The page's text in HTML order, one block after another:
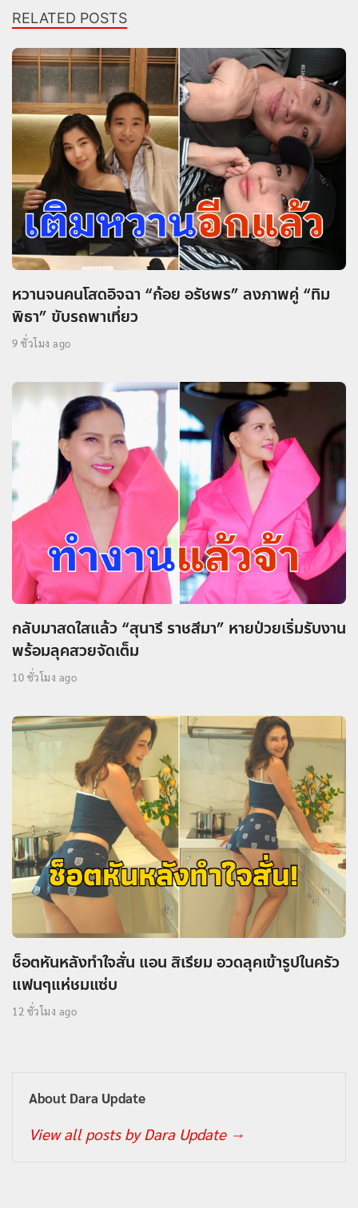
RELATED POSTS
หวานจนคนโสดอิจฉา “ก้อย อรัชพร” ลงภาพคู่ “ทิม
พิธา” ขับรถพาเที่ยว
9 ชั่วโมง ago
กลับมาสดใสแล้ว “สุนารี ราชสีมา” หายป่วยเริ่มรับงาน
พร้อมลุคสวยจัดเต็ม
10 ชั่วโมง ago
ช็อตหันหลังทำใจสั่น แอน สิเรียม อวดลุคเข้ารูปในครัว
แฟนๆแห่ชมแซ่บ
12 ชั่วโมง ago
About Dara Update
View all posts by Dara Update →